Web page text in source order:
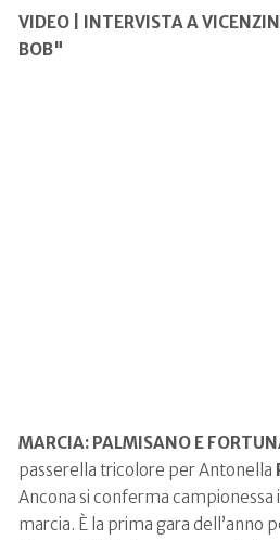
VIDEO | INTERVISTA A
BOB"
MARCIA: PALMISANO E
passerella tricolore per Antonella
Ancona si conferma campionessa
marcia. È la prima gara dell’anno